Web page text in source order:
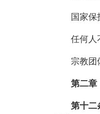
国家保护
任何人不
宗教团体
第二章
第十二